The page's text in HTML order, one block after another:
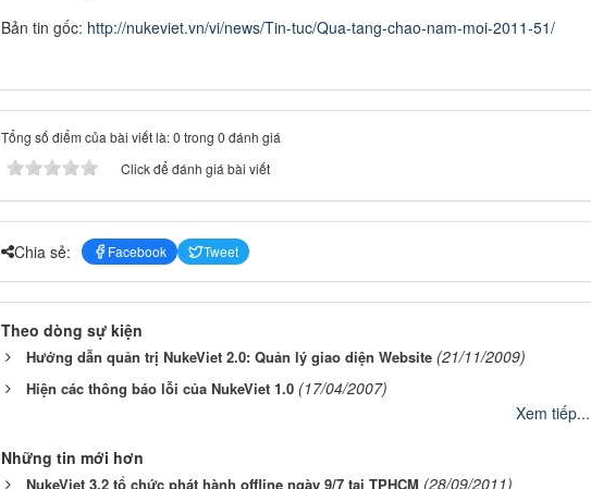
Bản tin gốc: http://nukeviet.vn/vi/news/Tin-tuc/Qua-tang-chao-nam-moi-2011-51/
Tổng số điểm của bài viết là: 0 trong 0 đánh giá
Click để đánh giá bài viết
Chia sẻ: Facebook Tweet
Theo dòng sự kiện
Hướng dẫn quản trị NukeViet 2.0: Quản lý giao diện Website (21/11/2009)
Hiện các thông báo lỗi của NukeViet 1.0 (17/04/2007)
Xem tiếp...
Những tin mới hơn
NukeViet 3.2 tổ chức phát hành offline ngày 9/7 tại TPHCM (28/09/2011)